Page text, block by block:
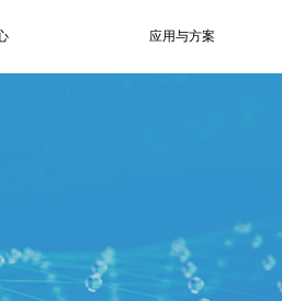
应用与方案